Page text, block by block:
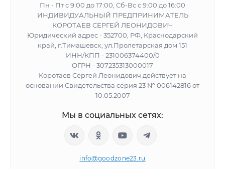
Пн - Пт с 9:00 до 17:00, Сб-Вс с 9:00 до 16:00
ИНДИВИДУАЛЬНЫЙ ПРЕДПРИНИМАТЕЛЬ
КОРОТАЕВ СЕРГЕЙ ЛЕОНИДОВИЧ
Юридический адрес - 352700, РФ, Краснодарский
край, г.Тимашевск, ул.Пролетарская дом 151
ИНН/КПП - 231006374400/0
ОГРН - 307235313000017
Коротаев Сергей Леонидович действует на
основании Свидетельства серия 23 № 006142816 от
10.05.2007
Мы в социальных сетях:
info@goodzone23.ru